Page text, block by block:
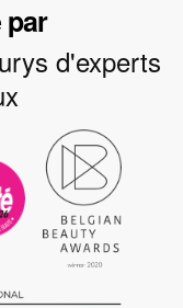
par
d'experts